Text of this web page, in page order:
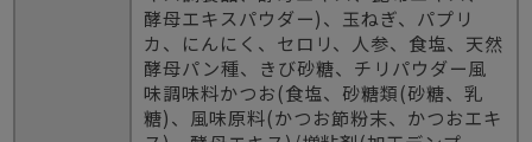
酵母エキスパウダー)、玉ねぎ、パプリ
カ、にんにく、セロリ、人参、食塩、天然
酵母パン種、きび砂糖、チリパウダー風
味調味料かつお(食塩、砂糖類(砂糖、乳
糖)、風味原料(かつお節粉末、かつおエキ